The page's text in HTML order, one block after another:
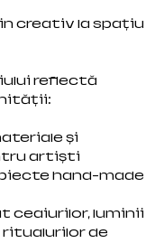
creativ la spațiu
reflectă
și
artiști
hand-made
ceaiurilor, luminii
de